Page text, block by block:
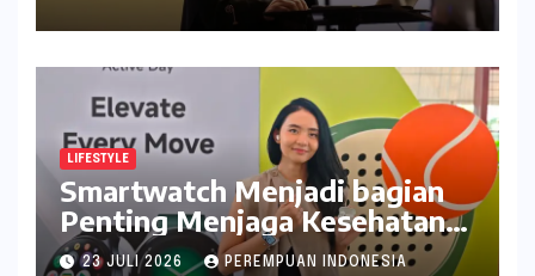
LIFESTYLE
Smartwatch Menjadi bagian
Penting Menjaga Kesehatan
Bagi Perempuan
23 JULI 2026 PEREMPUAN INDONESIA